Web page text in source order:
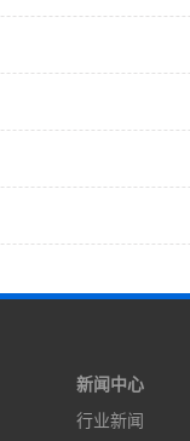
新闻中心
行业新闻